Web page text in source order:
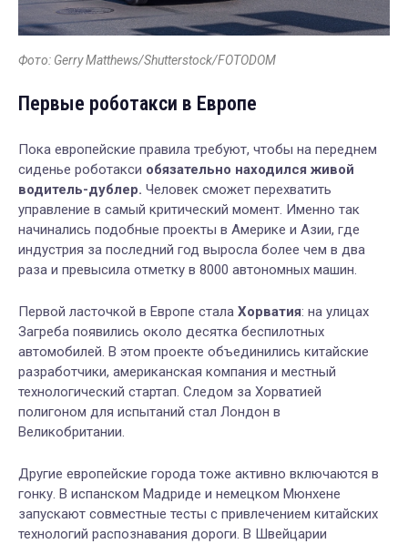
Фото: Gerry Matthews/Shutterstock/FOTODOM
Первые роботакси в Европе
Пока европейские правила требуют, чтобы на переднем
сиденье роботакси обязательно находился живой
водитель-дублер. Человек сможет перехватить
управление в самый критический момент. Именно так
начинались подобные проекты в Америке и Азии, где
индустрия за последний год выросла более чем в два
раза и превысила отметку в 8000 автономных машин.
Первой ласточкой в Европе стала Хорватия: на улицах
Загреба появились около десятка беспилотных
автомобилей. В этом проекте объединились китайские
разработчики, американская компания и местный
технологический стартап. Следом за Хорватией
полигоном для испытаний стал Лондон в
Великобритании.
Другие европейские города тоже активно включаются в
гонку. В испанском Мадриде и немецком Мюнхене
запускают совместные тесты с привлечением китайских
технологий распознавания дороги. В Швейцарии